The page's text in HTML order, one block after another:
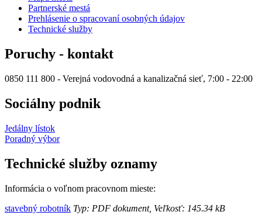
Partnerské mestá
Prehlásenie o spracovaní osobných údajov
Technické služby
Poruchy - kontakt
0850 111 800 - Verejná vodovodná a kanalizačná sieť, 7:00 - 22:00
Sociálny podnik
Jedálny lístok
Poradný výbor
Technické služby oznamy
Informácia o voľnom pracovnom mieste:
stavebný robotník Typ: PDF dokument, Veľkosť: 145.34 kB